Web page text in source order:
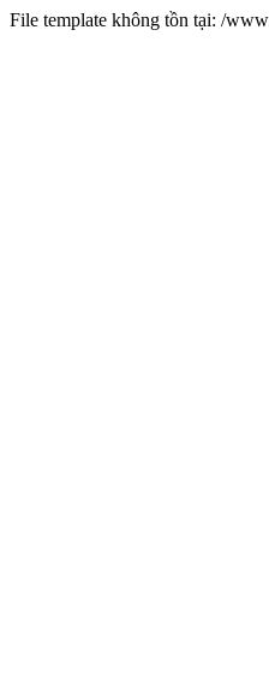
File template không tồn tại: /